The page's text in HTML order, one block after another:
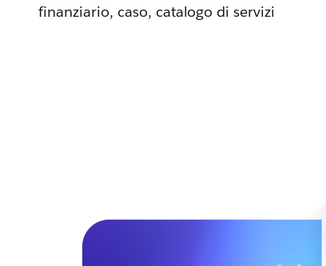
finanziario, caso, catalogo di servizi